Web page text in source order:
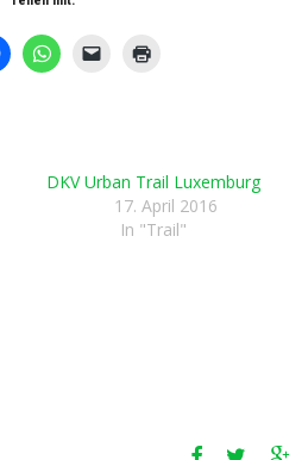
DKV Urban Trail Luxemburg
17. April 2016
In "Trail"